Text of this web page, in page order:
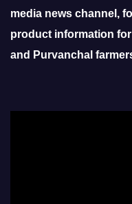
media news channel,
product information
and Purvanchal